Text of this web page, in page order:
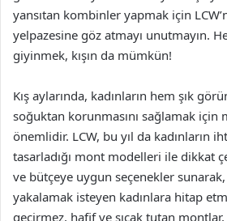
yansıtan kombinler yapmak için
yelpazesine göz atmayı unutmayın.
giyinmek, kışın da mümkün!
Kış aylarında, kadınların hem şık
soğuktan korunmasını sağlamak için
önemlidir. LCW, bu yıl da kadınların
tasarladığı mont modelleri ile dikkat
ve bütçeye uygun seçenekler sunarak,
yakalamak isteyen kadınlara hitap
geçirmez, hafif ve sıcak tutan montlar,